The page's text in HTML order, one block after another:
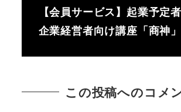
【会員サービス】起業予定
企業経営者向け講座「商神」
この投稿へのコメ